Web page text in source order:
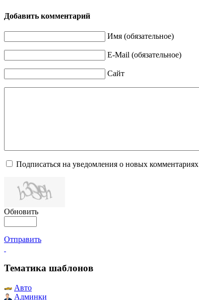
Добавить комментарий
Имя (обязательное)
E-Mail (обязательное)
Сайт
Подписаться на уведомления о новых комментариях
Обновить
Отправить
Тематика шаблонов
Авто
Админки